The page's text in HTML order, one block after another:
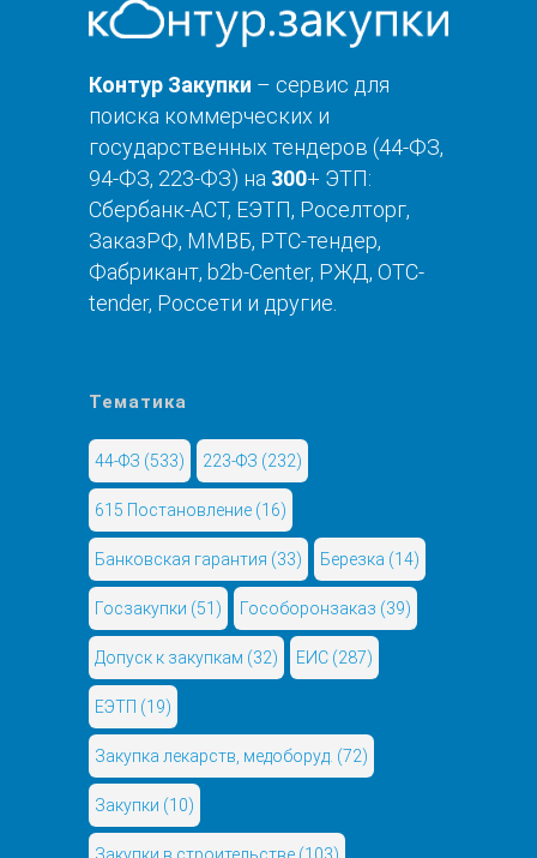
Контур Закупки – сервис для
поиска коммерческих и
государственных тендеров (44-ФЗ,
94-ФЗ, 223-ФЗ) на 300+ ЭТП:
Сбербанк-АСТ, ЕЭТП, Роселторг,
ЗаказРФ, ММВБ, РТС-тендер,
Фабрикант, b2b-Center, РЖД, OTC-
tender, Россети и другие.
Тематика
44-ФЗ (533) 223-ФЗ (232)
615 Постановление (16)
Банковская гарантия (33) Березка (14)
Госзакупки (51) Гособоронзаказ (39)
Допуск к закупкам (32) ЕИС (287)
ЕЭТП (19)
Закупка лекарств, медоборуд. (72)
Закупки (10)